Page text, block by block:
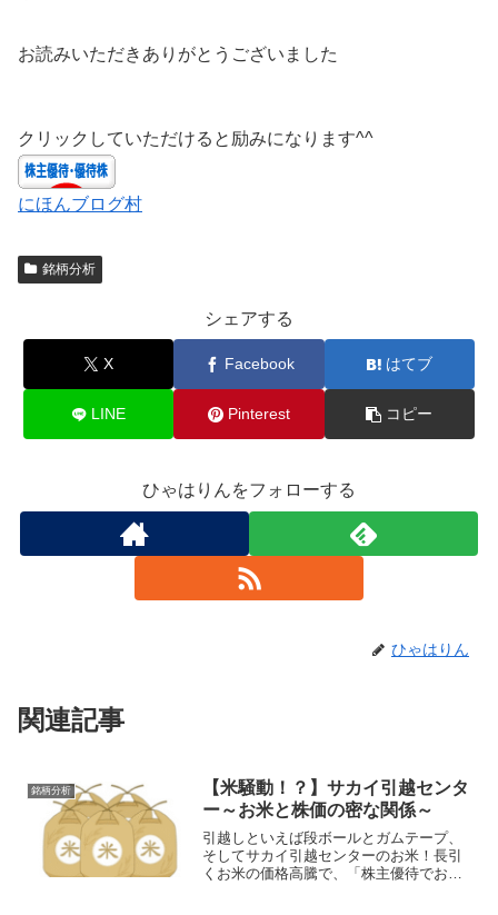
お読みいただきありがとうございました
クリックしていただけると励みになります^^
にほんブログ村
銘柄分析
シェアする
X Facebook はてブ
LINE Pinterest コピー
ひゃはりんをフォローする
ひゃはりん
関連記事
銘柄分析
【米騒動！？】サカイ引越センタ
ー～お米と株価の密な関係～
引越しといえば段ボールとガムテープ、
そしてサカイ引越センターのお米！長引
くお米の価格高騰で、「株主優待でお米